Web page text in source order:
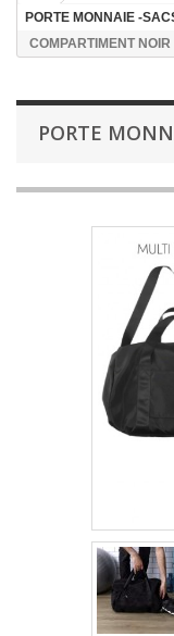
PORTE MONNAIE -
COMPARTIMENT NOIR
PORTE